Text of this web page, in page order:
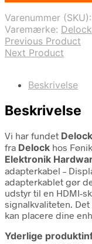
Varenummer (SKU):
Varemærke: Delock
Previous Product
Next Product
Beskrivelse
Beskrivelse
Vi har fundet
fra Delock hos
Elektronik
adapterkabel –
adapterkablet gør
udstyr til en HDMI-
signalkvaliteten.
kan placere dine
Yderlige